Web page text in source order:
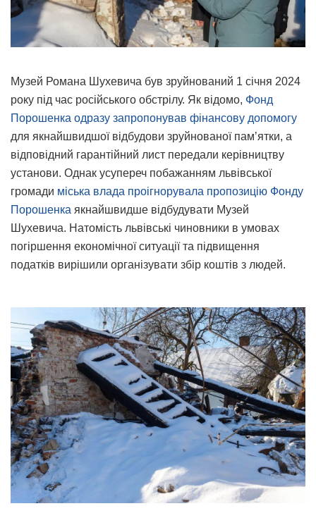
Музей Романа Шухевича був зруйнований 1 січня 2024
року під час російського обстрілу. Як відомо, Фонд
Порошенка одразу запропонував фінансову допомогу
для якнайшвидшої відбудови зруйнованої памʼятки, а
відповідний гарантійний лист передали керівництву
установи. Однак усупереч побажанням львівської
громади міська влада проігнорувала пропозицію Фонду
Порошенка якнайшвидше відбудувати Музей
Шухевича. Натомість львівські чиновники в умовах
погіршення економічної ситуації та підвищення
податків вирішили організувати збір коштів з людей.